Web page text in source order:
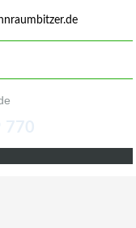
770